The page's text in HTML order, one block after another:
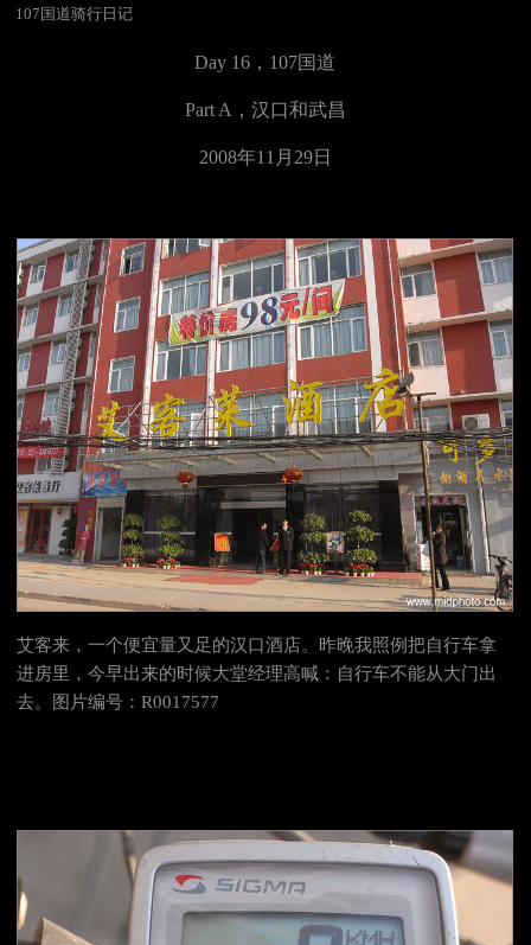
107国道骑行日记
Day 16，107国道
Part A，汉口和武昌
2008年11月29日
艾客来，一个便宜量又足的汉口酒店。昨晚我照例把自行车拿
进房里，今早出来的时候大堂经理高喊：自行车不能从大门出
去。图片编号：R0017577